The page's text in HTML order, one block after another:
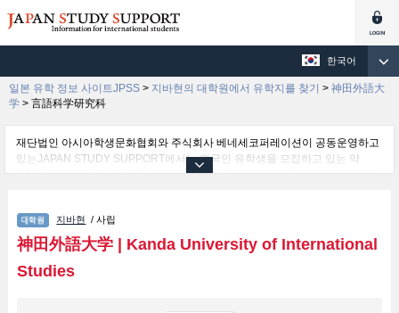
한국어
일본 유학 정보 사이트JPSS > 지바현의 대학원에서 유학지를 찾기 > 神田外語大
学 > 言語科学研究科
재단법인 아시아학생문화협회와 주식회사 베네세코퍼레이션이 공동운영하고
있는JAPAN STUDY SUPPORT에서는 외국인 유학생을 모집하고 있는 약
1,300여 개의 대학・대학원・단기대학・전문학교의 정보를 게재하고 있습니
등의 연구과별 정보, 모집정원과 합격자수 등의 입시정보, 시설안내, 교통정보
등 외국인 유학생에게 유익하고 필요한 정보를 게재하고 있으므로 많이 이용해
주시기 바랍니다.
지바현 / 사립
神田外語大学| Kanda University of International
Studies